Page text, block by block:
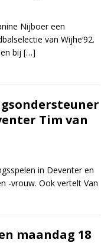
Nijboer een
van Wijhe’92.
bij […]
Tim van
in Deventer en
-vrouw. Ook vertelt Van
maandag 18